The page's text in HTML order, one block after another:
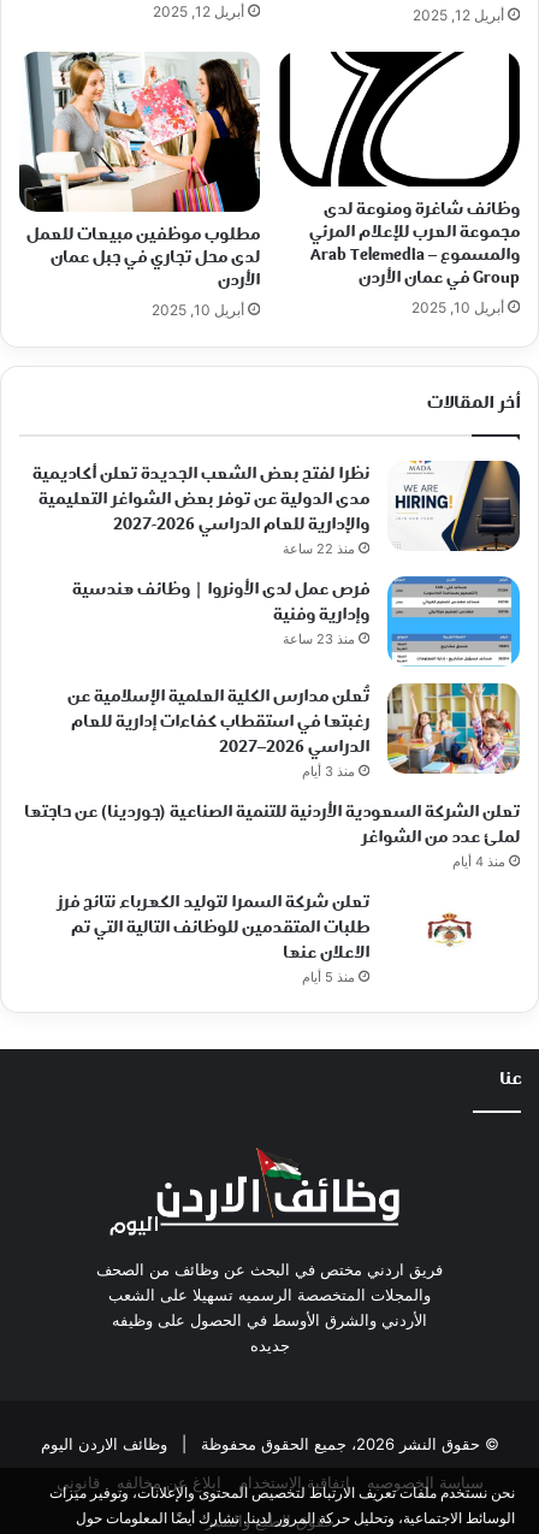
أبريل 12, 2025 أبريل 12, 2025
وظائف شاغرة ومنوعة لدى
مجموعة العرب للإعلام المرئي
والمسموع – Arab Telemedia
Group في عمان الأردن
أبريل 10, 2025
مطلوب موظفين مبيعات للعمل
لدى محل تجاري في جبل عمان
الأردن
أبريل 10, 2025
أخر المقالات
نظرا لفتح بعض الشعب الجديدة تعلن أكاديمية
مدى الدولية عن توفر بعض الشواغر التعليمية
والإدارية للعام الدراسي 2026-2027
منذ 22 ساعة
فرص عمل لدى الأونروا | وظائف هندسية
وإدارية وفنية
منذ 23 ساعة
تُعلن مدارس الكلية العلمية الإسلامية عن
رغبتها في استقطاب كفاءات إدارية للعام
الدراسي 2026–2027
منذ 3 أيام
تعلن الشركة السعودية الأردنية للتنمية الصناعية (جوردينا) عن حاجتها
لملئ عدد من الشواغر
منذ 4 أيام
تعلن شركة السمرا لتوليد الكهرباء نتائج فرز
طلبات المتقدمين للوظائف التالية التي تم
الاعلان عنها
منذ 5 أيام
عنا
فريق اردني مختص في البحث عن وظائف من الصحف
والمجلات المتخصصة الرسميه تسهيلا على الشعب
الأردني والشرق الأوسط في الحصول على وظيفه
جديده
© حقوق النشر 2026، جميع الحقوق محفوظة |
وظائف الاردن اليوم
سياسة الخصوصيه
اتفاقية الاستخدام ابلاغ عن مخالفه
قانوني
حقوق الطبع والنشر
نحن نستخدم ملفات تعريف الارتباط لتخصيص المحتوى والإعلانات، وتوفير ميزات
الوسائط الاجتماعية، وتحليل حركة المرور لدينا. نشارك أيضًا المعلومات حول